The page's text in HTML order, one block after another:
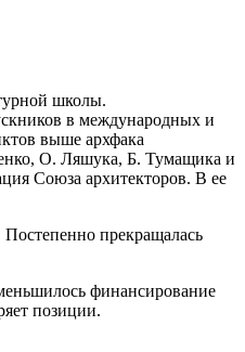
школы.
в международных и
выше архфака
О. Ляшука, Б. Тумащика и
Союза архитекторов. В ее
прекращалась
финансирование
позиции.